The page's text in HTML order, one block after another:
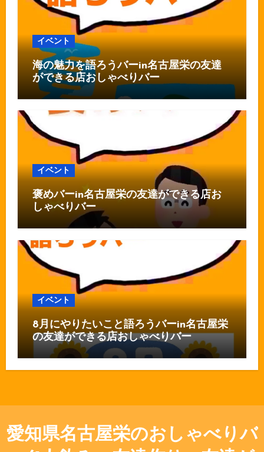
イベント
海の魅力を語ろうバーin名古屋栄の友達
ができる店おしゃべりバー
イベント
褒めバーin名古屋栄の友達ができる店お
しゃべりバー
イベント
8月にやりたいこと語ろうバーin名古屋栄
の友達ができる店おしゃべりバー
愛知県名古屋栄のおしゃべりバ